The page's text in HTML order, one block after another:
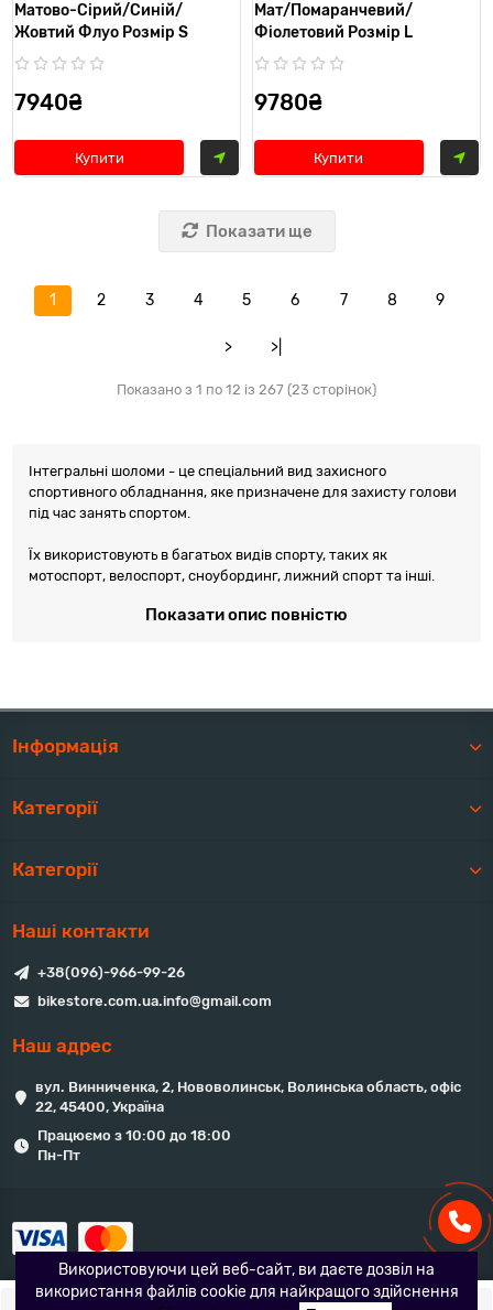
Матово-Сірий/Синій/
Жовтий Флуо Розмір S
7940₴
Купити
Мат/Помаранчевий/
Фіолетовий Розмір L
9780₴
Купити
Показати ще
1 2 3 4 5 6 7 8 9
> >|
Показано з 1 по 12 із 267 (23 сторінок)
Інтегральні шоломи - це спеціальний вид захисного
спортивного обладнання, яке призначене для захисту голови
під час занять спортом.
Їх використовують в багатьох видів спорту, таких як
мотоспорт, велоспорт, сноубординг, лижний спорт та інші.
облягає форму голови, що забезпечує максимальний комфорт
"дихати" під час активних тренувань.
який забезпечує точне та надійне прилягання до голови. Крім
занять спортом.
зменшення травм та пошкоджень голови серед спортсменів.
дозволяють кожному займатися улюбленим видом спорту в
безпеці та комфорті.
Показати опис повністю
Використовуючи цей веб-сайт, ви даєте дозвіл на
використання файлів cookie для найкращого здійснення
Інформація
Категорії
Категорії
Наші контакти
+38(096)-966-99-26
bikestore.com.ua.info@gmail.com
Наш адрес
вул. Винниченка, 2, Нововолинськ, Волинська область, офіс
22, 45400, Україна
Працюємо з 10:00 до 18:00
Пн-Пт